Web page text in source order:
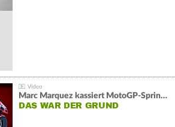
Marc Marquez kassiert MotoGP-Sprint-Schlappe:
DAS WAR DER GRUND